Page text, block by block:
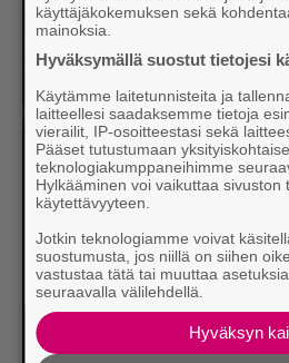
käyttäjäkokemuksen sekä
mainoksia.
Hyväksymällä suostut tietojesi
Käytämme laitetunnisteita ja
laitteellesi saadaksemme tietoja
vierailit, IP-osoitteestasi sekä
Pääset tutustumaan
teknologiakumppaneihimme
Hylkääminen voi vaikuttaa sivuston
käytettävyyteen.
Jotkin teknologiamme voivat
suostumusta, jos niillä on siihen
vastustaa tätä tai muuttaa
seuraavalla välilehdellä.
Hyväksyn